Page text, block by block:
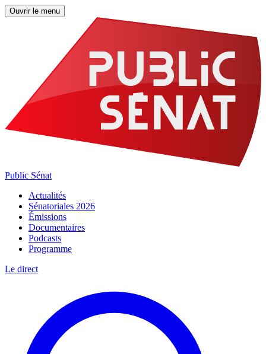
Ouvrir le menu
Public Sénat
Actualités
Sénatoriales 2026
Émissions
Documentaires
Podcasts
Programme
Le direct